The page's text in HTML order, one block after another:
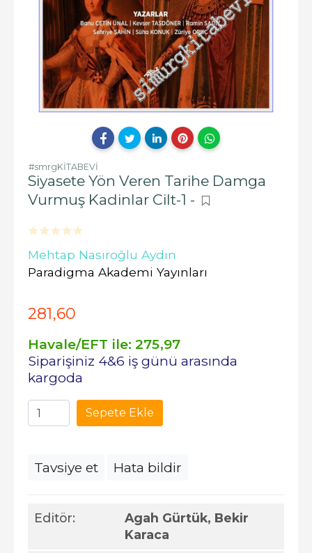
#smrgKİTABEVİ
Siyasete Yön Veren Tarihe Damga
Vurmuş Kadinlar Cilt-1 -
Mehtap Nasıroğlu Aydın
Paradigma Akademi Yayınları
Editör:
Agah Gürtük, Bekir
Karaca
281,60
Havale/EFT ile: 275,97
Siparişiniz 4&6 iş günü arasında
kargoda
Sepete Ekle
Tavsiye et Hata bildir